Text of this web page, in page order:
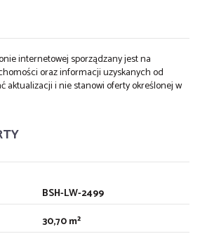
internetowej sporządzany jest na
oraz informacji uzyskanych od
aktualizacji i nie stanowi oferty określonej w
BSH-LW-2499
30,70 m²